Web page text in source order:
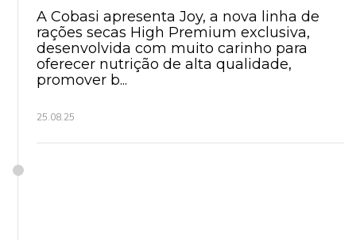
A Cobasi apresenta Joy, a nova linha de
rações secas High Premium exclusiva,
desenvolvida com muito carinho para
oferecer nutrição de alta qualidade,
promover b...
25.08.25